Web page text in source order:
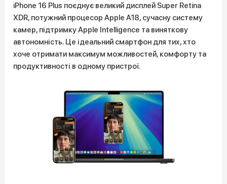
iPhone 16 Plus поєднує великий дисплей Super Retina
XDR, потужний процесор Apple A18, сучасну систему
камер, підтримку Apple Intelligence та виняткову
автономність. Це ідеальний смартфон для тих, хто
хоче отримати максимум можливостей, комфорту та
продуктивності в одному пристрої.